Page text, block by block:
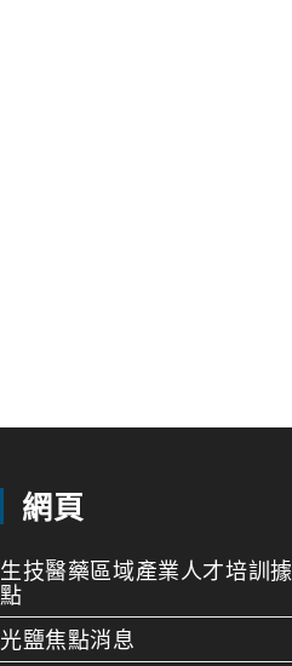
網頁
生技醫藥區域產業人才培訓據
點
光鹽焦點消息